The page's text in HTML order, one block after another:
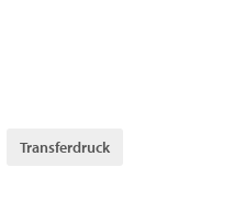
Transferdruck